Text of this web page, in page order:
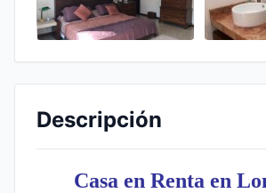
Descripción
Casa en Renta en